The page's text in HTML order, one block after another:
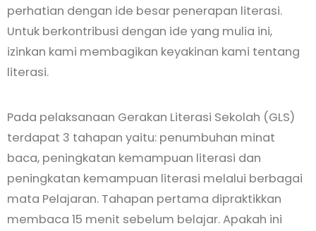
perhatian dengan ide besar penerapan literasi.
Untuk berkontribusi dengan ide yang mulia ini,
izinkan kami membagikan keyakinan kami tentang
literasi.
Pada pelaksanaan Gerakan Literasi Sekolah (GLS)
terdapat 3 tahapan yaitu: penumbuhan minat
baca, peningkatan kemampuan literasi dan
peningkatan kemampuan literasi melalui berbagai
mata Pelajaran. Tahapan pertama dipraktikkan
membaca 15 menit sebelum belajar. Apakah ini